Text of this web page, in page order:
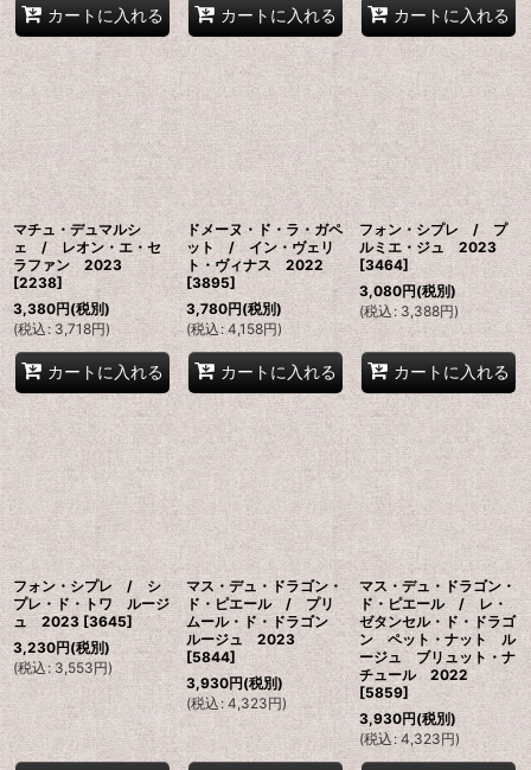
カートに入れる カートに入れる カートに入れる
マチュ・デュマルシ
ェ / レオン・エ・セ
ラファン 2023
[2238]
3,380円(税別)
(税込 : 3,718円)
カートに入れる
ドメーヌ・ド・ラ・ガペ
ット / イン・ヴェリ
ト・ヴィナス 2022
[3895]
3,780円(税別)
(税込: 4,158円)
カートに入れる
フォン・シプレ / プ
ルミエ・ジュ 2023
[3464]
3,080円(税別)
(税込: 3,388円)
カートに入れる
フォン・シプレ / シ
プレ・ド・トワ ルージ
ュ 2023 [3645]
3,230円(税別)
(税込: 3,553円)
マス・デュ・ドラゴン・
ド・ピエール / プリ
ムール・ド・ドラゴン
ルージュ 2023
[5844]
3,930円(税別)
(税込 : 4,323円)
マス・デュ・ドラゴン・
ド・ピエール / レ・
ゼタンセル・ド・ドラゴ
ン ペット・ナット ル
ージュ ブリュット・ナ
チュール 2022
[5859]
3,930円(税別)
(税込 : 4,323円)